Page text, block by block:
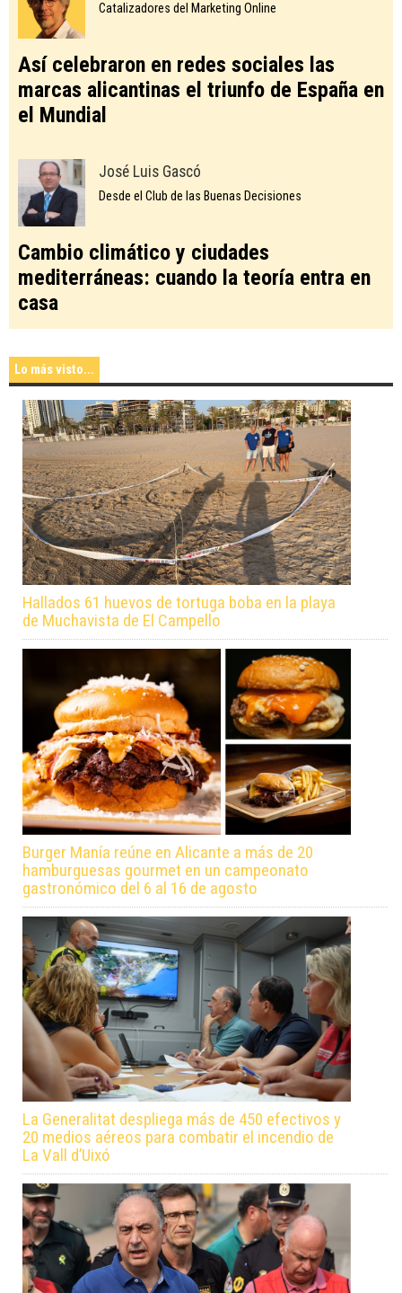
Catalizadores del Marketing Online
Así celebraron en redes sociales las
marcas alicantinas el triunfo de España en
el Mundial
José Luis Gascó
Desde el Club de las Buenas Decisiones
Cambio climático y ciudades
mediterráneas: cuando la teoría entra en
casa
Lo más visto...
Hallados 61 huevos de tortuga boba en la playa
de Muchavista de El Campello
Burger Manía reúne en Alicante a más de 20
hamburguesas gourmet en un campeonato
gastronómico del 6 al 16 de agosto
La Generalitat despliega más de 450 efectivos y
20 medios aéreos para combatir el incendio de
La Vall d’Uixó